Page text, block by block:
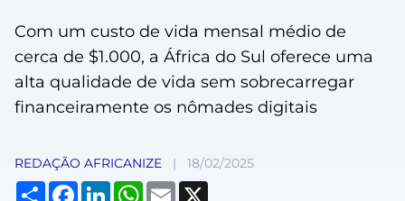
Com um custo de vida mensal médio de
cerca de $1.000, a África do Sul oferece uma
alta qualidade de vida sem sobrecarregar
financeiramente os nômades digitais
REDAÇÃO AFRICANIZE | 18/02/2025
Compartilhar
Facebook
LinkedInWhatsApp
Email